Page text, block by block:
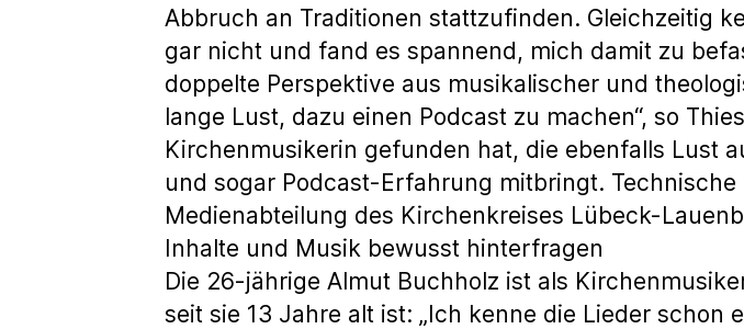
Abbruch an Traditionen stattzufinden. Gleichzeitig
gar nicht und fand es spannend, mich damit zu
doppelte Perspektive aus musikalischer und
lange Lust, dazu einen Podcast zu machen“, so
Kirchenmusikerin gefunden hat, die ebenfalls Lust
und sogar Podcast-Erfahrung mitbringt.
Medienabteilung des Kirchenkreises Lübeck-
Inhalte und Musik bewusst hinterfragen
Die 26-jährige Almut Buchholz ist als
seit sie 13 Jahre alt ist: „Ich kenne die Lieder